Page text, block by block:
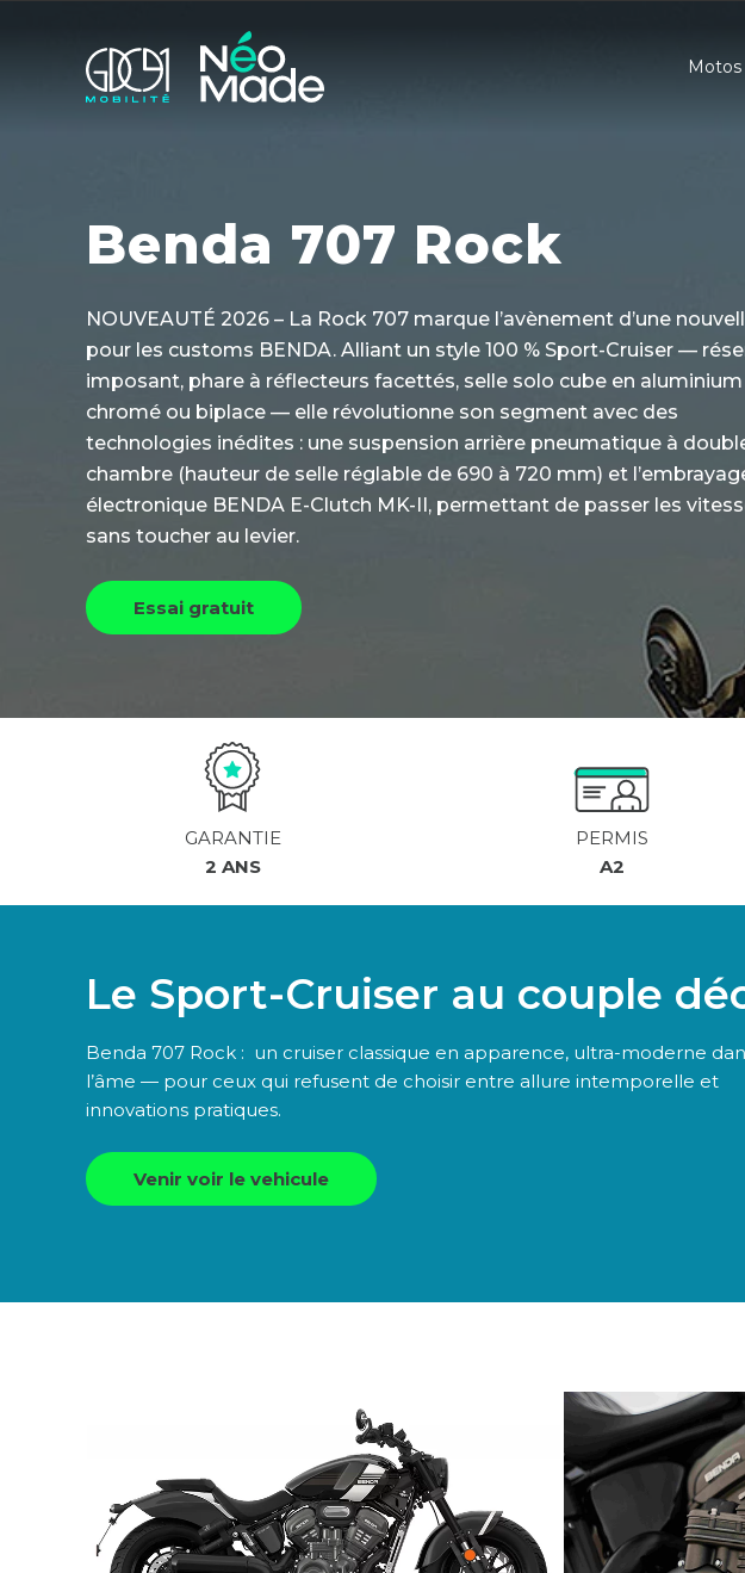
Motos
Benda 707 Rock
NOUVEAUTÉ 2026 – La Rock 707 marque l’avènement d’une
pour les customs BENDA. Alliant un style 100 % Sport-Cruiser —
imposant, phare à réflecteurs facettés, selle solo cube en aluminium
chromé ou biplace — elle révolutionne son segment avec des
technologies inédites : une suspension arrière pneumatique à
chambre (hauteur de selle réglable de 690 à 720 mm) et
électronique BENDA E-Clutch MK-II, permettant de passer les
sans toucher au levier.
Essai gratuit
GARANTIE
2 ANS
PERMIS
A2
Le Sport-Cruiser au couple
Benda 707 Rock : un cruiser classique en apparence, ultra-moderne
l’âme — pour ceux qui refusent de choisir entre allure intemporelle et
innovations pratiques.
Venir voir le vehicule